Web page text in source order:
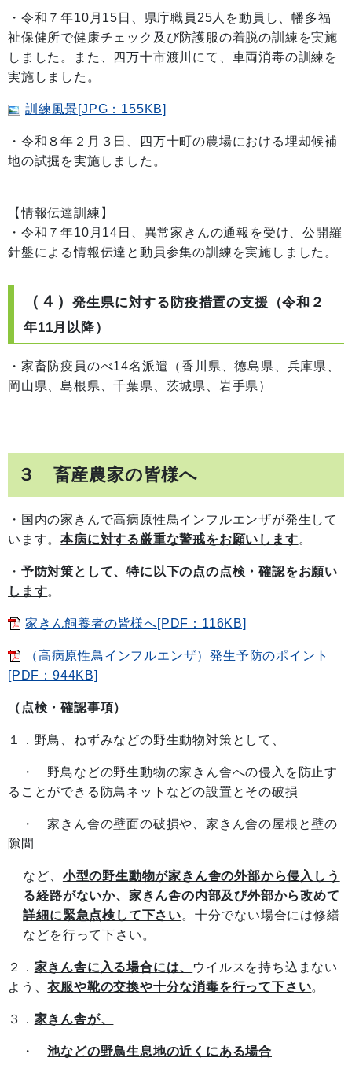
・令和７年10月15日、県庁職員25人を動員し、幡多福
祉保健所で健康チェック及び防護服の着脱の訓練を実施
しました。また、四万十市渡川にて、車両消毒の訓練を
実施しました。
訓練風景[JPG：155KB]
・令和８年２月３日、四万十町の農場における埋却候補
地の試掘を実施しました。
【情報伝達訓練】
・令和７年10月14日、異常家きんの通報を受け、公開羅
針盤による情報伝達と動員参集の訓練を実施しました。
（４）発生県に対する防疫措置の支援（令和２
年11月以降）
・家畜防疫員のべ14名派遣（香川県、徳島県、兵庫県、
岡山県、島根県、千葉県、茨城県、岩手県）
３ 畜産農家の皆様へ
・国内の家きんで高病原性鳥インフルエンザが発生して
います。本病に対する厳重な警戒をお願いします。
・ 予防対策として、特に以下の点の点検・確認をお願い
します。
家きん飼養者の皆様へ[PDF：116KB]
（高病原性鳥インフルエンザ）発生予防のポイント
[PDF：944KB]
（点検・確認事項）
１．野鳥、ねずみなどの野生動物対策として、
・ 野鳥などの野生動物の家きん舎への侵入を防止す
ることができる防鳥ネットなどの設置とその破損
・ 家きん舎の壁面の破損や、家きん舎の屋根と壁の
隙間
など、 小型の野生動物が家きん舎の外部から侵入しう
る経路がないか、家きん舎の内部及び外部から改めて
詳細に緊急点検して下さい。十分でない場合には修繕
などを行って下さい。
２． 家きん舎に入る場合には、
ウイルスを持ち込まない
よう、衣服や靴の交換や十分な消毒を行って下さい。
３． 家きん舎が、
・池などの野鳥生息地の近くにある場合